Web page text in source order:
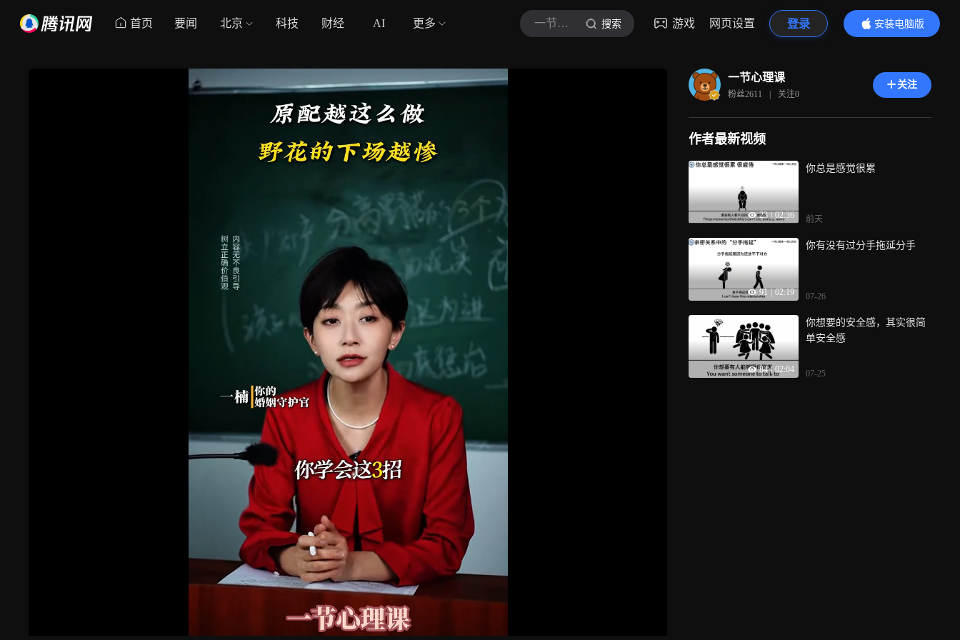
首页 要闻 北京 科技 财经 AI 更多 一节心理课 搜索 游戏 网页设置 登录
安装电脑版
内容更精彩
一节心理课
粉丝2611 | 关注0
关注
作者最新视频
23 02:36
你总是感觉很累
前天
91 | 02:19
你有没有过分手拖延分手
07-26
84 | 02:04
你想要的安全感，其实很简
单安全感
07-25